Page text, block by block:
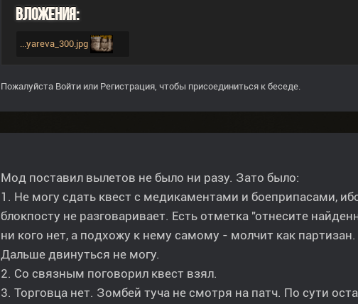
Вложения:
...yareva_300.jpg
Пожалуйста Войти или Регистрация , чтобы присоединиться к беседе.
Мод поставил вылетов не было ни разу. Зато было:
1. Не могу сдать квест с медикаментами и боеприпасами,
блокпосту не разговаривает. Есть отметка "отнесите
ни кого нет, а подхожу к нему самому - молчит как
Дальше двинуться не могу.
2. Со связным поговорил квест взял.
3. Торговца нет. Зомбей туча не смотря на патч. По сути